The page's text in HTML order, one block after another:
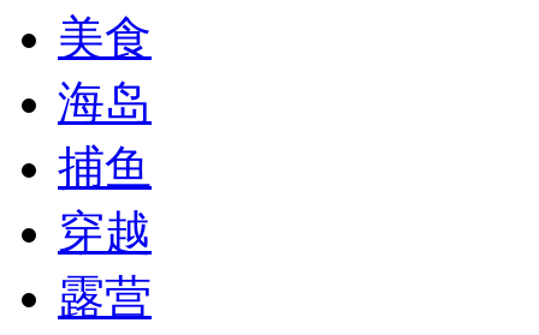
美食
海岛
捕鱼
穿越
露营